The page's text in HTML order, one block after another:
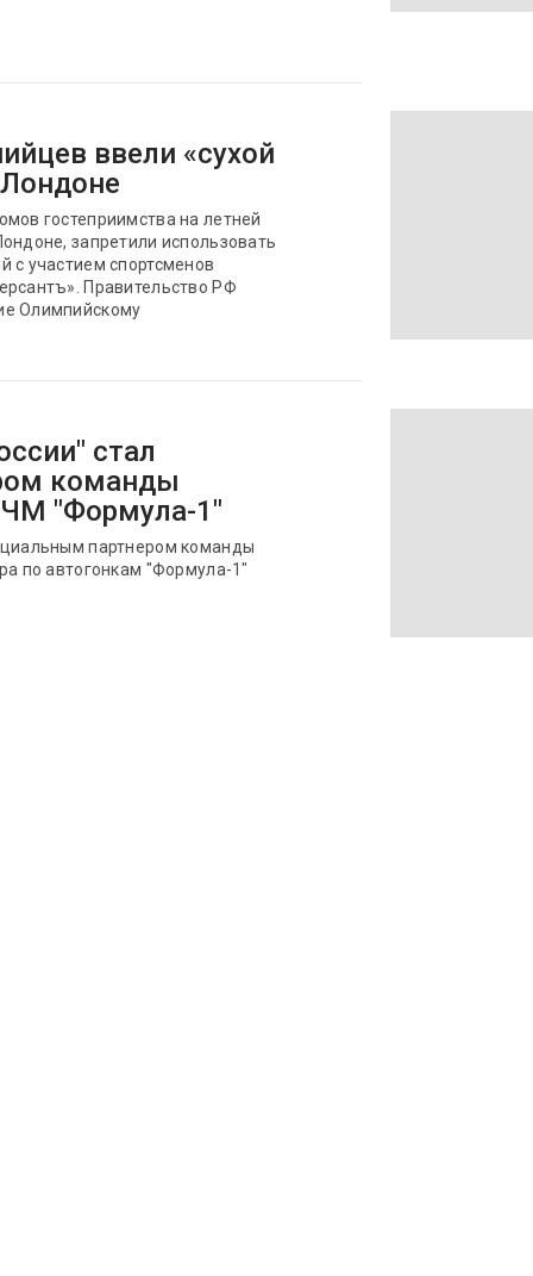
ввели «сухой
гостеприимства на летней
запретили использовать
с участием спортсменов
Правительство РФ
Олимпийскому
стал
команды
ЧМ "Формула-1"
партнером команды
по автогонкам "Формула-1"